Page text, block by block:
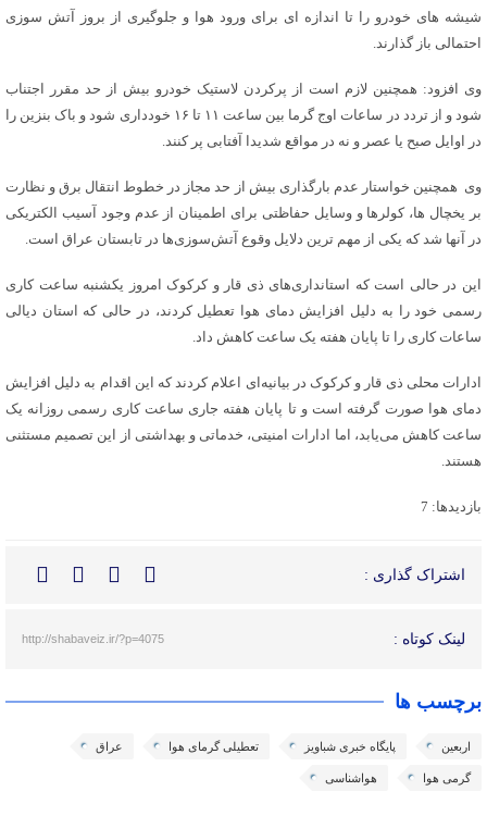
شیشه های خودرو را تا اندازه ای برای ورود هوا و جلوگیری از بروز آتش سوزی
احتمالی باز گذارند.
وی افزود: همچنین لازم است از پرکردن لاستیک خودرو بیش از حد مقرر اجتناب
شود و از تردد در ساعات اوج گرما بین ساعت ۱۱ تا ۱۶ خودداری شود و باک بنزین را
در اوایل صبح یا عصر و نه در مواقع شدیدا آفتابی پر کنند.
وی همچنین خواستار عدم بارگذاری بیش از حد مجاز در خطوط انتقال برق و نظارت
بر یخچال ها، کولرها و وسایل حفاظتی برای اطمینان از عدم وجود آسیب الکتریکی
در آنها شد که یکی از مهم ترین دلایل وقوع آتش‌سوزی‌ها در تابستان عراق است.
این در حالی است که استانداری‌های ذی قار و کرکوک امروز یکشنبه ساعت کاری
رسمی خود را به دلیل افزایش دمای هوا تعطیل کردند، در حالی که استان دیالی
ساعات کاری را تا پایان هفته یک ساعت کاهش داد.
ادارات محلی ذی قار و کرکوک در بیانیه‌ای اعلام کردند که این اقدام به دلیل افزایش
دمای هوا صورت گرفته است و تا پایان هفته جاری ساعت کاری رسمی روزانه یک
ساعت کاهش می‌یابد، اما ادارات امنیتی، خدماتی و بهداشتی از این تصمیم مستثنی
هستند.
بازدیدها: 7
اشتراک گذاری :
لینک کوتاه : http://shabaveiz.ir/?p=4075
برچسب ها
اربعین پایگاه خبری شباویز تعطیلی گرمای هوا عراق
گرمی هوا هواشناسی